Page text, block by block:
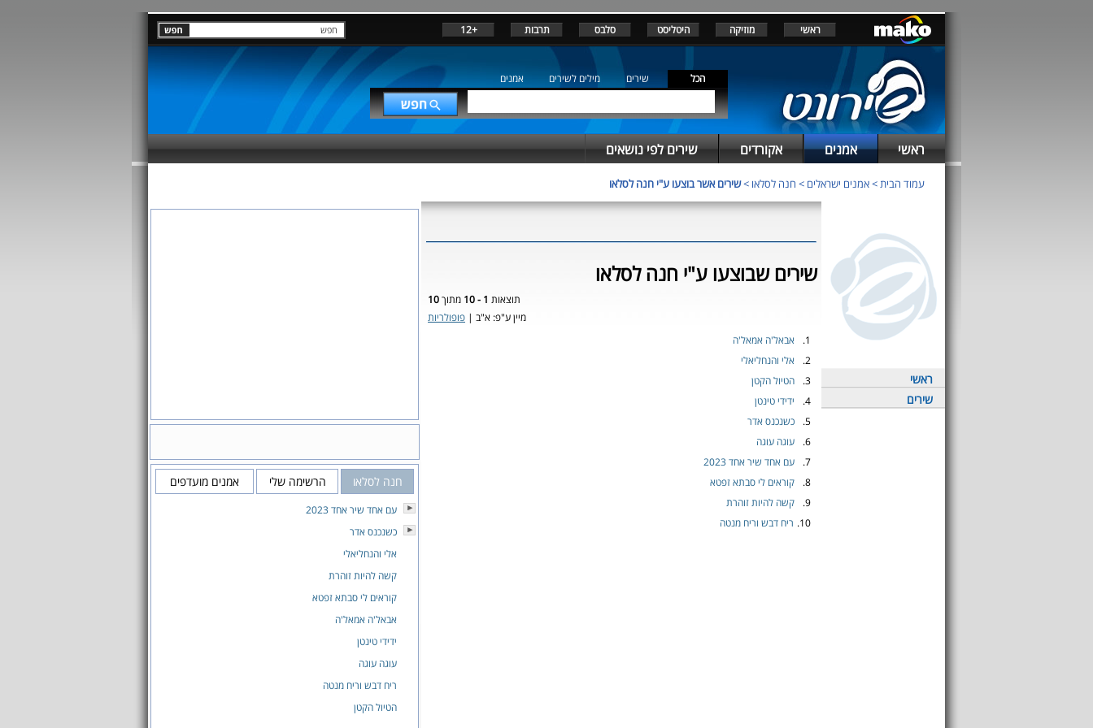
ראשי מוזיקה היטליסט סלבס תרבות +12
הכל שירים מילים לשירים אמנים
ראשי אמנים אקורדים שירים לפי נושאים
עמוד הבית>אמנים ישראלים > חנה לסלאו >שירים אשר בוצעו ע"י חנה לסלאו
ראשי
שירים
שירים שבוצעו ע"י חנה לסלאו
תוצאות 1 - 10 מתוך10
מיין ע"פ: א"ב | פופולריות
1.
אבאל'ה אמאל'ה
2.
אלי והנחליאלי
3.
הטיול הקטן
4.
ידידי טינטן
5.
כשנכנס אדר
6.
עוגה עוגה
7.
עם אחד שיר אחד 2023
8.
קוראים לי סבתא זפטא
9.
קשה להיות זוהרת
10. ריח דבש וריח מנטה
חנה לסלאו הרשימה שלי אמנים מועדפים
עם אחד שיר אחד 2023
כשנכנס אדר
אלי והנחליאלי
קשה להיות זוהרת
קוראים לי סבתא זפטא
אבאל'ה אמאל'ה
ידידי טינטן
עוגה עוגה
ריח דבש וריח מנטה
הטיול הקטן